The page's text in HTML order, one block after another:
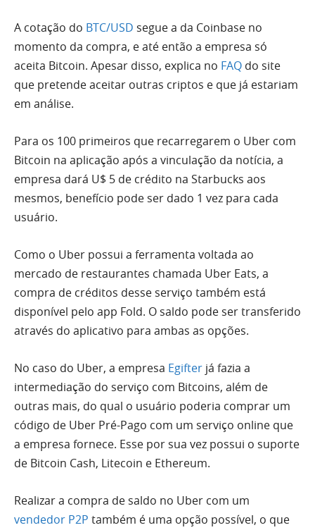
A cotação do BTC/USD segue a da Coinbase no
momento da compra, e até então a empresa só
aceita Bitcoin. Apesar disso, explica no FAQ do site
que pretende aceitar outras criptos e que já estariam
em análise.
Para os 100 primeiros que recarregarem o Uber com
Bitcoin na aplicação após a vinculação da notícia, a
empresa dará U$ 5 de crédito na Starbucks aos
mesmos, benefício pode ser dado 1 vez para cada
usuário.
Como o Uber possui a ferramenta voltada ao
mercado de restaurantes chamada Uber Eats, a
compra de créditos desse serviço também está
disponível pelo app Fold. O saldo pode ser transferido
através do aplicativo para ambas as opções.
No caso do Uber, a empresa Egifter já fazia a
intermediação do serviço com Bitcoins, além de
outras mais, do qual o usuário poderia comprar um
código de Uber Pré-Pago com um serviço online que
a empresa fornece. Esse por sua vez possui o suporte
de Bitcoin Cash, Litecoin e Ethereum.
Realizar a compra de saldo no Uber com um
vendedor P2P também é uma opção possível, o que